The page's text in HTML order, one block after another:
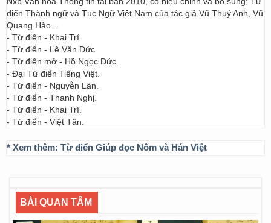
điển Thành ngữ và Tục Ngữ Việt Nam của tác giả Vũ Thuý Anh, Vũ
Quang Hào…
- Từ điển - Khai Trí.
- Từ điển - Lê Văn Đức.
- Từ điển mở - Hồ Ngọc Đức.
- Đại Từ điển Tiếng Việt.
- Từ điển - Nguyễn Lân.
- Từ điển - Thanh Nghị.
- Từ điển - Khai Trí.
- Từ điển - Việt Tân.
* Xem thêm: Từ điển Giúp đọc Nôm và Hán Việt
BÀI QUAN TÂM